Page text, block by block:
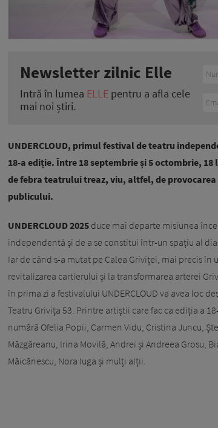
Newsletter zilnic Elle
Intră în lumea ELLE pentru a afla cele
mai noi știri.
UNDERCLOUD, primul festival de teatru
18-a ediție. Între 18 septembrie și 5 octombrie,
de febra teatrului treaz, viu, altfel, de
publicului.
UNDERCLOUD 2025 duce mai departe misiunea
independentă și de a se constitui într-un spațiu al
Iar de când s-a mutat pe Calea Griviței, mai precis
revitalizarea cartierului și la transformarea arterei
în prima zi a festivalului UNDERCLOUD va avea loc
Teatru Grivița 53. Printre artiștii care fac ca ediția a
numără Ofelia Popii, Carmen Vidu, Cristina Juncu,
Măzgăreanu, Irina Movilă, Andrei și Andreea Grosu,
Măicănescu, Nora Iuga și mulți alții.